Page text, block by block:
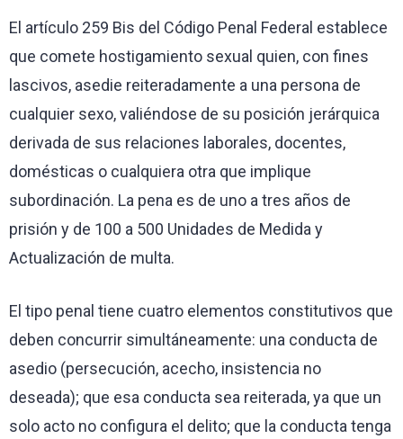
El artículo 259 Bis del Código Penal Federal establece
que comete hostigamiento sexual quien, con fines
lascivos, asedie reiteradamente a una persona de
cualquier sexo, valiéndose de su posición jerárquica
derivada de sus relaciones laborales, docentes,
domésticas o cualquiera otra que implique
subordinación. La pena es de uno a tres años de
prisión y de 100 a 500 Unidades de Medida y
Actualización de multa.
El tipo penal tiene cuatro elementos constitutivos que
deben concurrir simultáneamente: una conducta de
asedio (persecución, acecho, insistencia no
deseada); que esa conducta sea reiterada, ya que un
solo acto no configura el delito; que la conducta tenga